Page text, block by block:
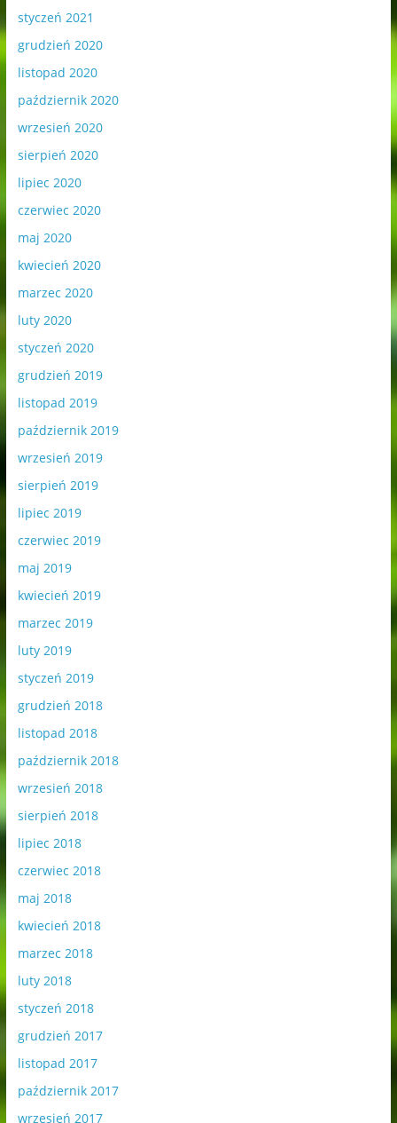
styczeń 2021
grudzień 2020
listopad 2020
październik 2020
wrzesień 2020
sierpień 2020
lipiec 2020
czerwiec 2020
maj 2020
kwiecień 2020
marzec 2020
luty 2020
styczeń 2020
grudzień 2019
listopad 2019
październik 2019
wrzesień 2019
sierpień 2019
lipiec 2019
czerwiec 2019
maj 2019
kwiecień 2019
marzec 2019
luty 2019
styczeń 2019
grudzień 2018
listopad 2018
październik 2018
wrzesień 2018
sierpień 2018
lipiec 2018
czerwiec 2018
maj 2018
kwiecień 2018
marzec 2018
luty 2018
styczeń 2018
grudzień 2017
listopad 2017
październik 2017
wrzesień 2017